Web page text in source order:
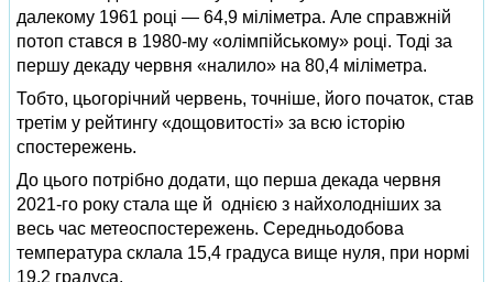
далекому 1961 році — 64,9 міліметра. Але справжній
потоп стався в 1980-му «олімпійському» році. Тоді за
першу декаду червня «налило» на 80,4 міліметра.
Тобто, цьогорічний червень, точніше, його початок, став
третім у рейтингу «дощовитості» за всю історію
спостережень.
До цього потрібно додати, що перша декада червня
2021-го року стала ще й однією з найхолодніших за
весь час метеоспостережень. Середньодобова
температура склала 15,4 градуса вище нуля, при нормі
19,2 градуса.